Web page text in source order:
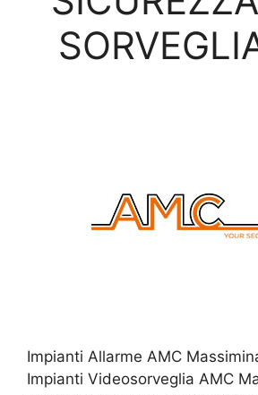
Impianti Allarme AMC
Impianti Videosorveglia AMC